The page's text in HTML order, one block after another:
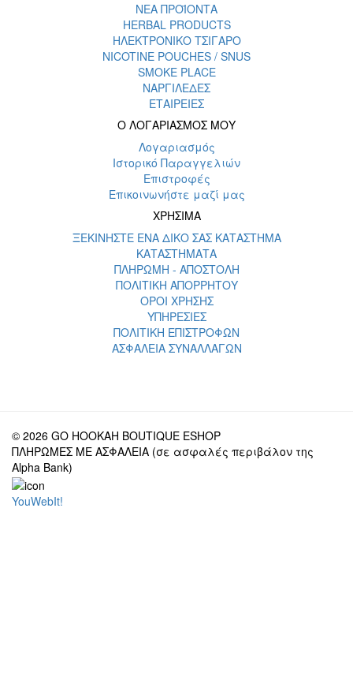
ΝΕΑ ΠΡΟΪΟΝΤΑ
HERBAL PRODUCTS
ΗΛΕΚΤΡΟΝΙΚΟ ΤΣΙΓΑΡΟ
NICOTINE POUCHES / SNUS
SMOKE PLACE
ΝΑΡΓΙΛΕΔΕΣ
ΕΤΑΙΡΕΙΕΣ
Ο ΛΟΓΑΡΙΑΣΜΟΣ ΜΟΥ
Λογαριασμός
Ιστορικό Παραγγελιών
Επιστροφές
Επικοινωνήστε μαζί μας
ΧΡΗΣΙΜΑ
ΞΕΚΙΝΗΣΤΕ ΕΝΑ ΔΙΚΟ ΣΑΣ ΚΑΤΑΣΤΗΜΑ
ΚΑΤΑΣΤΗΜΑΤΑ
ΠΛΗΡΩΜΗ - ΑΠΟΣΤΟΛΗ
ΠΟΛΙΤΙΚΗ ΑΠΟΡΡΗΤΟΥ
ΟΡΟΙ ΧΡΗΣΗΣ
ΥΠΗΡΕΣΙΕΣ
ΠΟΛΙΤΙΚΗ ΕΠΙΣΤΡΟΦΩΝ
ΑΣΦΑΛΕΙΑ ΣΥΝΑΛΛΑΓΩΝ
© 2026 GO HOOKAH BOUTIQUE ESHOP
ΠΛΗΡΩΜΕΣ ΜΕ ΑΣΦΑΛΕΙΑ (σε ασφαλές περιβάλον της
Alpha Bank)
YouWebIt!